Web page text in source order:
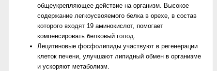
общеукрепляющее действие на организм. Высокое
содержание легкоусвояемого белка в орехе, в состав
которого входят 19 аминокислот, помогает
компенсировать белковый голод.
Лецитиновые фосфолипиды участвуют в регенерации
клеток печени, улучшают липидный обмен в организме
и ускоряют метаболизм.